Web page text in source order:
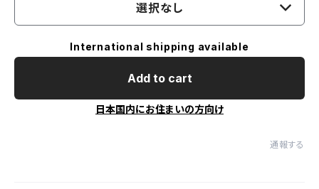
選択なし
International shipping available
Add to cart
日本国内にお住まいの方向け
通報する